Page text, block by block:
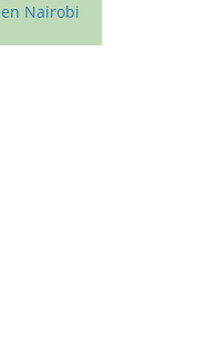
Nairobi